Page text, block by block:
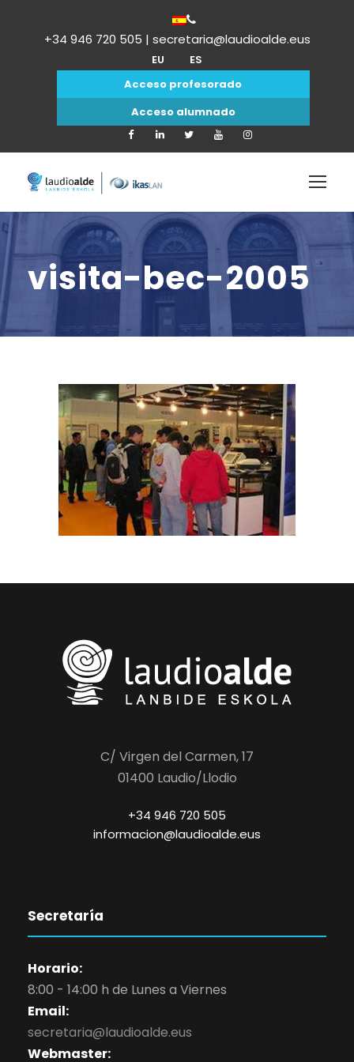
+34 946 720 505 | secretaria@laudioalde.eus
EU
ES
Acceso profesorado
Acceso alumnado
visita-bec-2005
C/ Virgen del Carmen, 17
01400 Laudio/Llodio
+34 946 720 505
informacion@laudioalde.eus
Secretaría
Horario:
8:00 - 14:00 h de Lunes a Viernes
Email:
secretaria@laudioalde.eus
Webmaster: